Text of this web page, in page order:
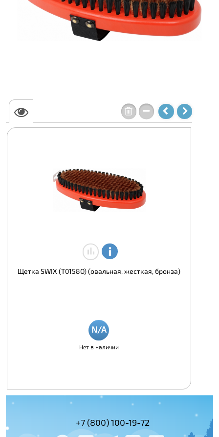
Щетка SWIX (T0158O) (овальная, жесткая, бронза)
Нет в наличии
+7 (495)
+7 (800) 100-19-72